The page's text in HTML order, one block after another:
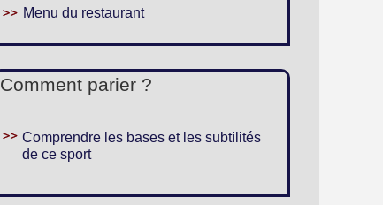
Menu du restaurant
Comment parier ?
Comprendre les bases et les subtilités
de ce sport